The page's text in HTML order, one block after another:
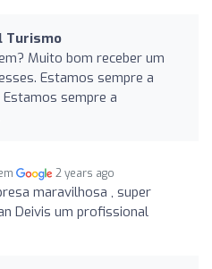
Turismo
Muito bom receber um
Estamos sempre a
Estamos sempre a
2 years ago
maravilhosa , super
Deivis um profissional